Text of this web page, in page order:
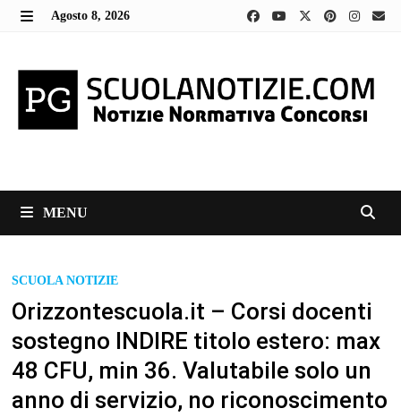
Skip
Agosto 8, 2026
MENU
SCUOLA NOTIZIE
Orizzontescuola.it – Corsi docenti
sostegno INDIRE titolo estero: max
48 CFU, min 36. Valutabile solo un
anno di servizio, no riconoscimento